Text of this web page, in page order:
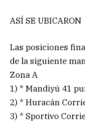
ASÍ SE UBICARON
Las posiciones
de la siguiente
Zona A
1) * Mandiyú 41
2) * Huracán
3) * Sportivo